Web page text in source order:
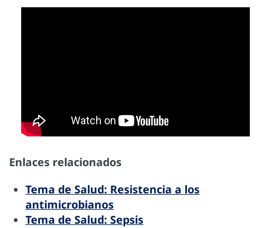
Enlaces relacionados
Tema de Salud: Resistencia a los
antimicrobianos
Tema de Salud: Sepsis